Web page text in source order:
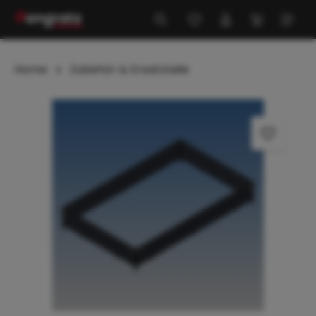
springen
Home Zubehör & Ersatzteile
Bildergalerie überspringen